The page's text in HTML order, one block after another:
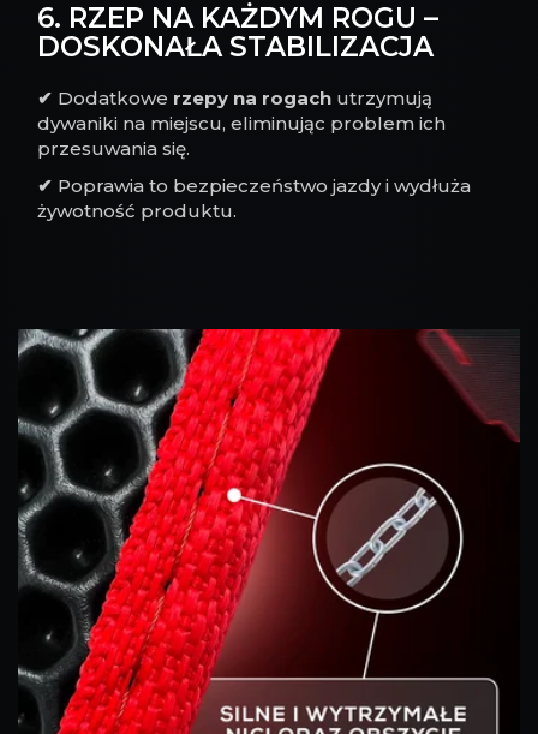
6. RZEP NA KAŻDYM ROGU –
DOSKONAŁA STABILIZACJA
✔ Dodatkowe rzepy na rogach utrzymują
dywaniki na miejscu, eliminując problem ich
przesuwania się.
✔ Poprawia to bezpieczeństwo jazdy i wydłuża
żywotność produktu.